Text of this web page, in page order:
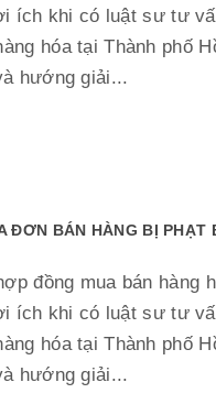
ích khi có luật sư tư
hóa tại Thành phố
hướng giải...
ĐƠN BÁN HÀNG BỊ PHẠT
đồng mua bán hàng
ích khi có luật sư tư
hóa tại Thành phố
hướng giải...